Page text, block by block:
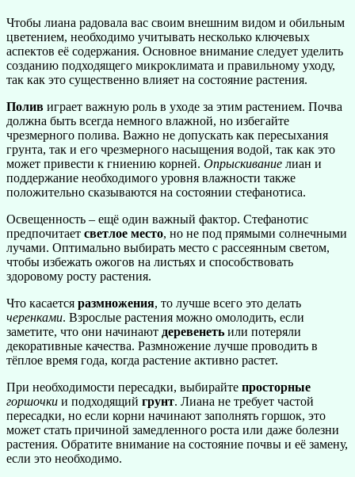
Чтобы лиана радовала вас своим внешним видом и обильным
цветением, необходимо учитывать несколько ключевых
аспектов её содержания. Основное внимание следует уделить
созданию подходящего микроклимата и правильному уходу,
так как это существенно влияет на состояние растения.
Полив играет важную роль в уходе за этим растением. Почва
должна быть всегда немного влажной, но избегайте
чрезмерного полива. Важно не допускать как пересыхания
грунта, так и его чрезмерного насыщения водой, так как это
может привести к гниению корней. Опрыскивание лиан и
поддержание необходимого уровня влажности также
положительно сказываются на состоянии стефанотиса.
Освещенность – ещё один важный фактор. Стефанотис
предпочитает светлое место, но не под прямыми солнечными
лучами. Оптимально выбирать место с рассеянным светом,
чтобы избежать ожогов на листьях и способствовать
здоровому росту растения.
Что касается размножения, то лучше всего это делать
черенками. Взрослые растения можно омолодить, если
заметите, что они начинают деревенеть или потеряли
декоративные качества. Размножение лучше проводить в
тёплое время года, когда растение активно растет.
При необходимости пересадки, выбирайте просторные
горшочки и подходящий грунт. Лиана не требует частой
пересадки, но если корни начинают заполнять горшок, это
может стать причиной замедленного роста или даже болезни
растения. Обратите внимание на состояние почвы и её замену,
если это необходимо.